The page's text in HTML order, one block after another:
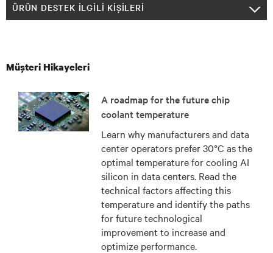
ÜRÜN DESTEK İLGILI KIŞILERI
Müşteri Hikayeleri
A roadmap for the future chip
coolant temperature
Learn why manufacturers and data
center operators prefer 30°C as the
optimal temperature for cooling AI
silicon in data centers. Read the
technical factors affecting this
temperature and identify the paths
for future technological
improvement to increase and
optimize performance.